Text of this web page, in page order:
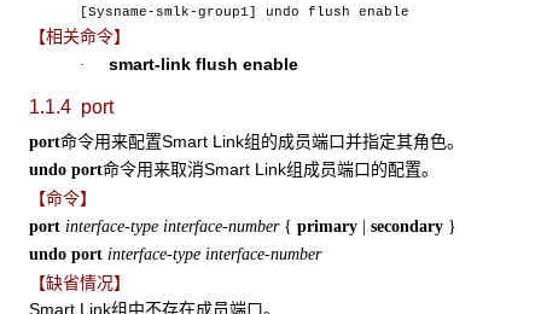
[Sysname-smlk-group1] undo flush enable
【相关命令】
· smart-link flush enable
1.1.4 port
port命令用来配置Smart Link组的成员端口并指定其角色。
undo port命令用来取消Smart Link组成员端口的配置。
【命令】
port interface-type interface-number { primary | secondary }
undo port interface-type interface-number
【缺省情况】
Smart Link组中不存在成员端口。